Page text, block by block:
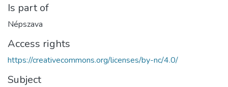
Is part of
Népszava
Access rights
https://creativecommons.org/licenses/by-nc/4.0/
Subject